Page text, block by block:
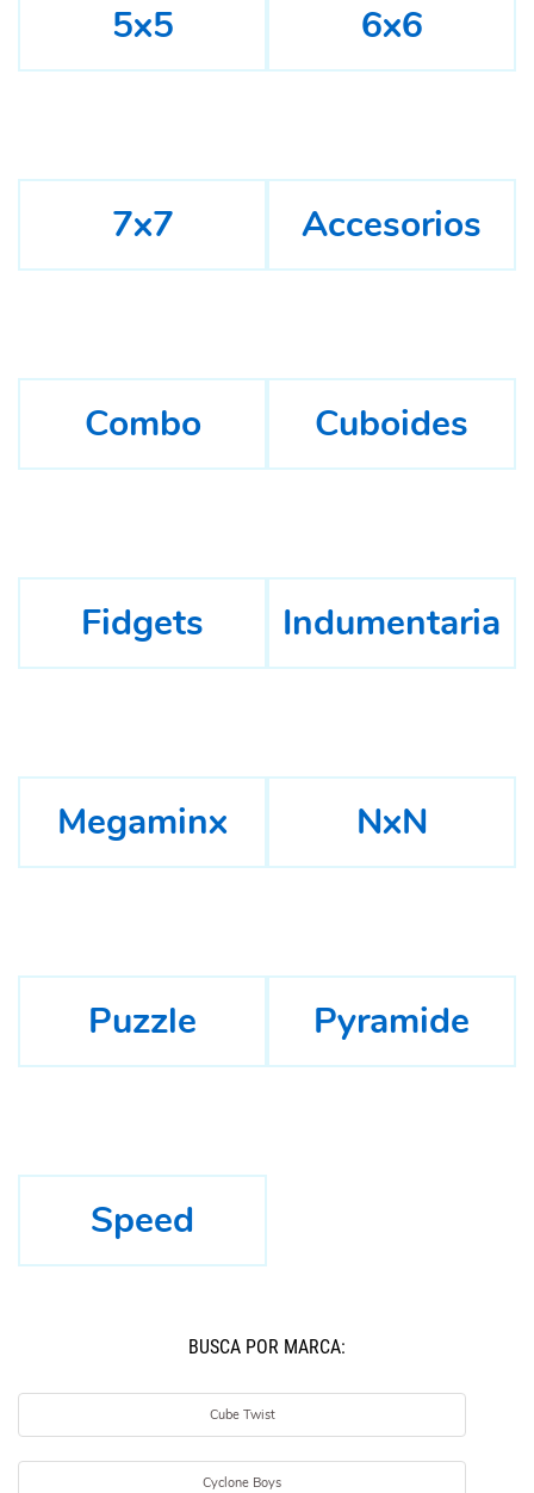
5x5 6x6
7x7 Accesorios
Combo Cuboides
Fidgets Indumentaria
Megaminx NxN
Puzzle Pyramide
Speed
BUSCÁ POR MARCA:
Cube Twist
Cyclone Boys